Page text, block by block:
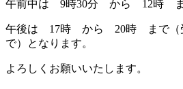
午前中は 9時30分 から 12時
午後は 17時 から 20時 まで（受
で）となります。
よろしくお願いいたします。